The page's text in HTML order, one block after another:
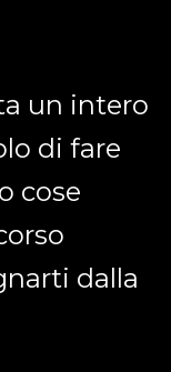
un intero
di fare
cose
dalla